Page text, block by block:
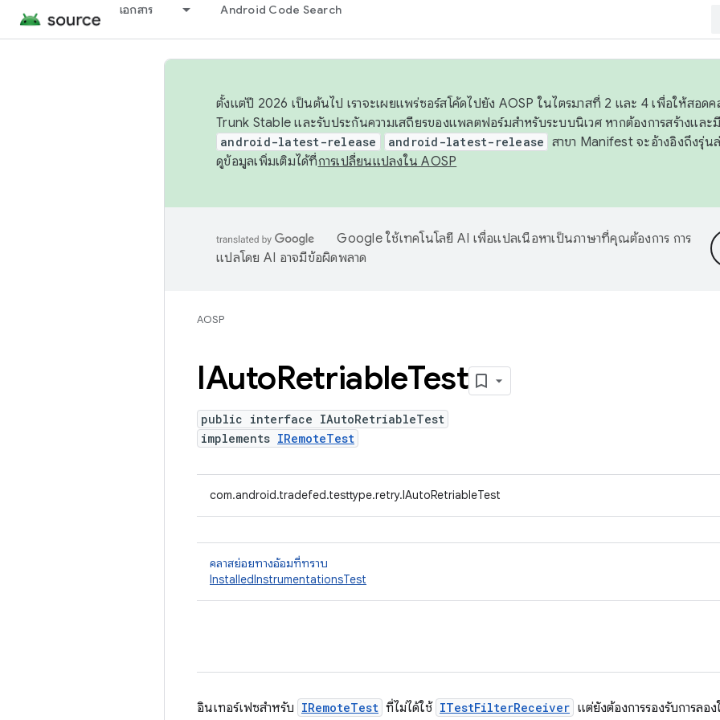
เอกสาร Android Code Search
ตั้งแต่ปี 2026 เป็นต้นไป เราจะเผยแพร่ซอร์สโค้ดไปยัง AOSP ในไตรมาสที่ 2 และ 4 เพื่อให้สอด
Trunk Stable และรับประกันความเสถียรของแพลตฟอร์มสำหรับระบบนิเวศ หากต้องการสร้างและ
android-latest-release android-latest-release สาขา Manifest จะอ้างอิงถึงรุ่
ดูข้อมูลเพิ่มเติมได้ที่การเปลี่ยนแปลงใน AOSP
Google ใช้เทคโนโลยี AI เพื่อแปลเนื้อหาเป็นภาษาที่คุณต้องการ การ
แปลโดย AI อาจมีข้อผิดพลาด
AOSP
IAutoRetriableTest
public interface IAutoRetriableTest
implements IRemoteTest
com.android.tradefed.testtype.retry.IAutoRetriableTest
คลาสย่อยทางอ้อมที่ทราบ
InstalledInstrumentationsTest
อินเทอร์เฟซสำหรับ IRemoteTest ที่ไม่ได้ใช้ ITestFilterReceiver แต่ยังต้องการรองรับการลอ